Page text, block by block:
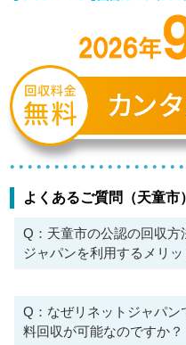
よくあるご質問（天童市）
Q：天童市の公認の回収方
ジャパンを利用するメリ
Q：なぜリネットジャパ
料回収が可能なのですか？